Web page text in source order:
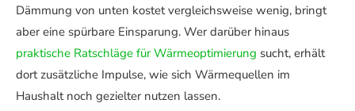
Dämmung von unten kostet vergleichsweise wenig, bringt
aber eine spürbare Einsparung. Wer darüber hinaus
praktische Ratschläge für Wärmeoptimierung sucht, erhält
dort zusätzliche Impulse, wie sich Wärmequellen im
Haushalt noch gezielter nutzen lassen.